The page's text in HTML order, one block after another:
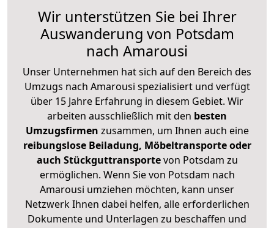
Wir unterstützen Sie bei Ihrer
Auswanderung von Potsdam
nach Amarousi
Unser Unternehmen hat sich auf den Bereich des
Umzugs nach Amarousi spezialisiert und verfügt
über 15 Jahre Erfahrung in diesem Gebiet. Wir
arbeiten ausschließlich mit den besten
Umzugsfirmen zusammen, um Ihnen auch eine
reibungslose Beiladung, Möbeltransporte oder
auch Stückguttransportevon Potsdam zu
ermöglichen. Wenn Sie von Potsdam nach
Amarousi umziehen möchten, kann unser
Netzwerk Ihnen dabei helfen, alle erforderlichen
Dokumente und Unterlagen zu beschaffen und